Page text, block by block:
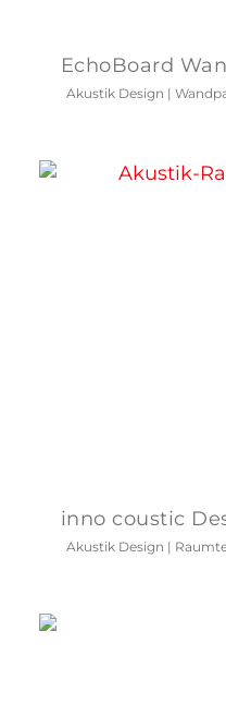
EchoBoard
Akustik Design |
inno coustic
Akustik Design |